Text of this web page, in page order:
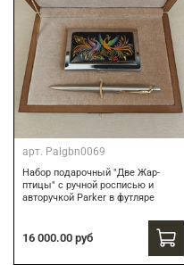
арт. Palgbn0069
Набор подарочный "Две Жар-
птицы" с ручной росписью и
авторучкой Parker в футляре
16 000.00 руб